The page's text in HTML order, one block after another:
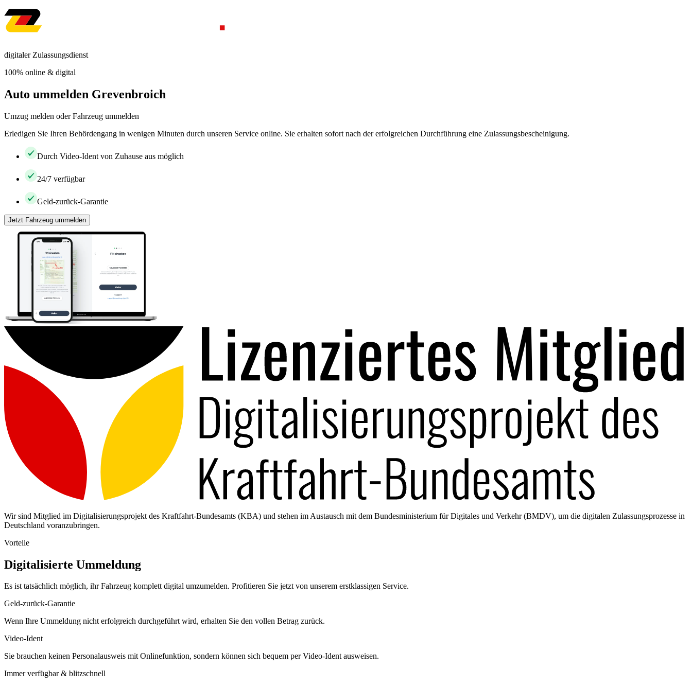
digitaler Zulassungsdienst
100% online & digital
Auto ummelden Grevenbroich
Umzug melden oder Fahrzeug ummelden
Erledigen Sie Ihren Behördengang in wenigen Minuten durch unseren Service online. Sie erhalten sofort nach der erfolgreichen Durchführung eine Zulassungsbescheinigung.
Durch Video-Ident von Zuhause aus möglich
24/7 verfügbar
Geld-zurück-Garantie
Jetzt Fahrzeug ummelden
Wir sind Mitglied im Digitalisierungsprojekt des Kraftfahrt-Bundesamts (KBA) und stehen im Austausch mit dem Bundesministerium für Digitales und Verkehr (BMDV), um die digitalen Zulassungsprozesse in
Deutschland voranzubringen.
Vorteile
Digitalisierte Ummeldung
Es ist tatsächlich möglich, ihr Fahrzeug komplett digital umzumelden. Profitieren Sie jetzt von unserem erstklassigen Service.
Geld-zurück-Garantie
Wenn Ihre Ummeldung nicht erfolgreich durchgeführt wird, erhalten Sie den vollen Betrag zurück.
Video-Ident
Sie brauchen keinen Personalausweis mit Onlinefunktion, sondern können sich bequem per Video-Ident ausweisen.
Immer verfügbar & blitzschnell